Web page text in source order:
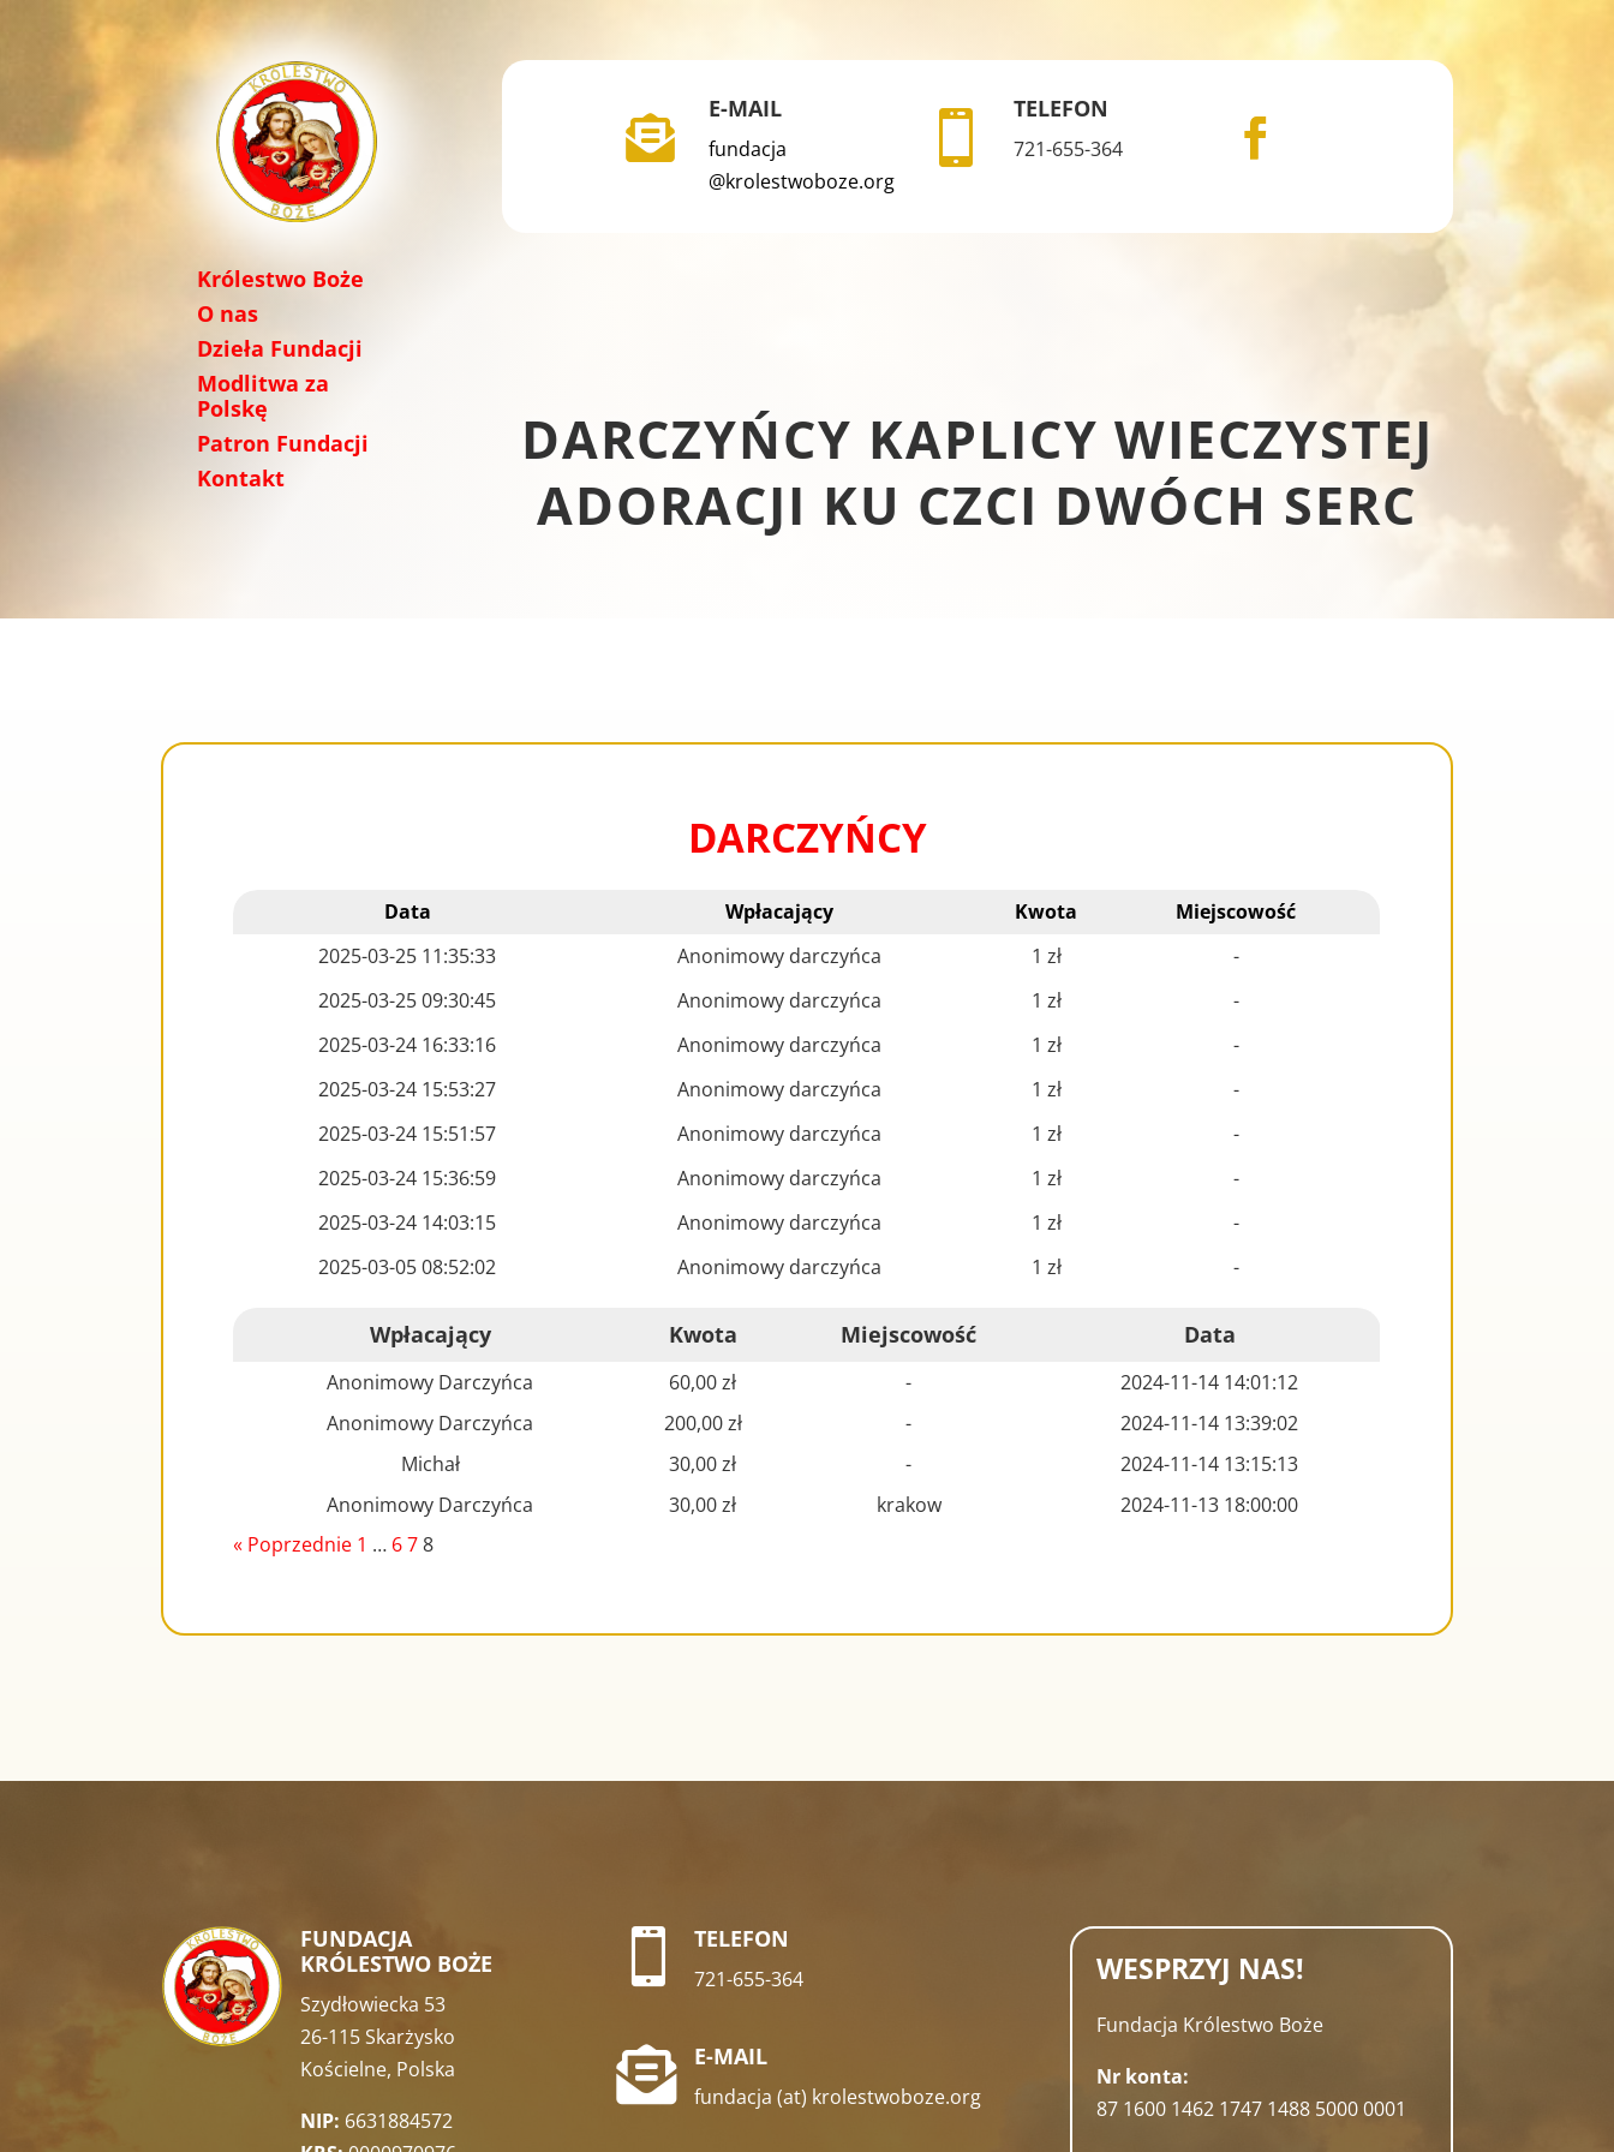
Królestwo Boże
O nas
Dzieła Fundacji
Modlitwa za
Polskę
Patron Fundacji
Kontakt

E-MAIL
fundacja
@krolestwoboze.org
 TELEFON
721-655-364
DARCZYŃCY KAPLICY WIECZYSTEJ
ADORACJI KU CZCI DWÓCH SERC
DARCZYŃCY
Data Wpłacający Kwota
Miejscowość
2025-03-25 11:35:33
Anonimowy darczyńca 1 zł
-
2025-03-25 09:30:45
Anonimowy darczyńca 1 zł
-
2025-03-24 16:33:16
Anonimowy darczyńca 1 zł
-
2025-03-24 15:53:27
Anonimowy darczyńca 1 zł
-
2025-03-24 15:51:57
Anonimowy darczyńca 1 zł
-
2025-03-24 15:36:59
Anonimowy darczyńca 1 zł
-
2025-03-24 14:03:15
Anonimowy darczyńca 1 zł
-
2025-03-05 08:52:02
Anonimowy darczyńca 1 zł -
Wpłacający Kwota Miejscowość Data
Anonimowy Darczyńca 60,00 zł -
2024-11-14 14:01:12
Anonimowy Darczyńca
200,00 zł -
2024-11-14 13:39:02
Michał
30,00 zł -
2024-11-14 13:15:13
Anonimowy Darczyńca
30,00 zł krakow
2024-11-13 18:00:00
« Poprzednie 1 … 6 7 8
FUNDACJA
KRÓLESTWO BOŻE
Szydłowiecka 53
26-115 Skarżysko
Kościelne, Polska
NIP: 6631884572
 TELEFON
721-655-364
 E-MAIL
fundacja (at) krolestwoboze.org
WESPRZYJ NAS!
Fundacja Królestwo Boże
Nr konta:
87 1600 1462 1747 1488 5000 0001